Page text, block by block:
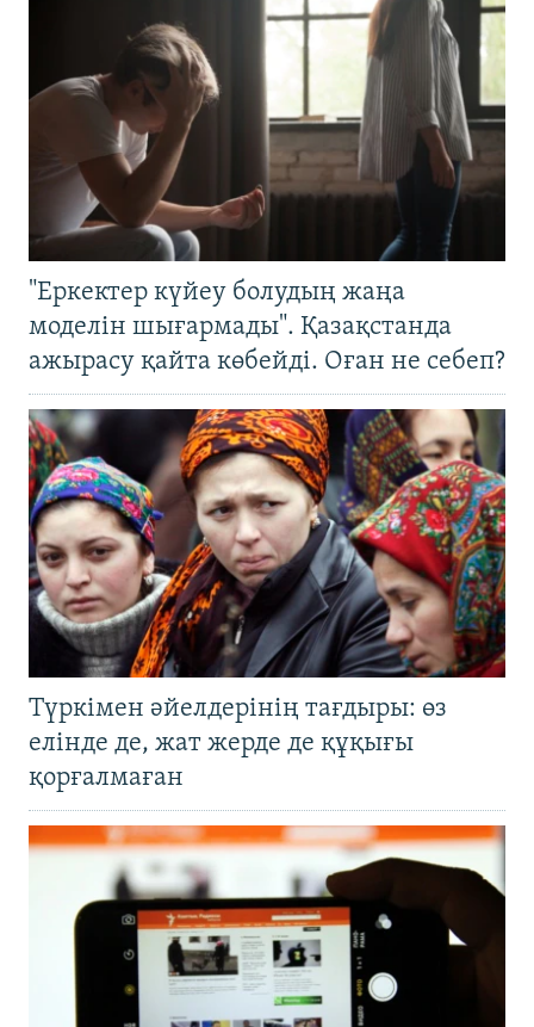
"Еркектер күйеу болудың жаңа
моделін шығармады". Қазақстанда
ажырасу қайта көбейді. Оған не себеп?
Түркімен әйелдерінің тағдыры: өз
елінде де, жат жерде де құқығы
қорғалмаған